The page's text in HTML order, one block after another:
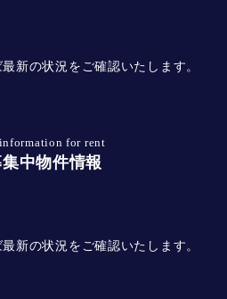
新の状況をご確認いたします。
for rent
中物件情報
新の状況をご確認いたします。